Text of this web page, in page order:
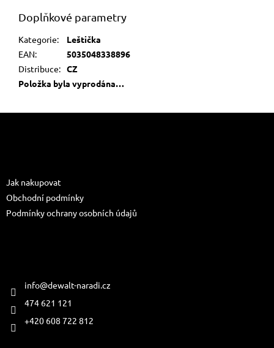
Doplňkové parametry
Kategorie:
Leštička
EAN:
5035048338896
Distribuce: CZ
Položka byla vyprodána…
Jak nakupovat
Obchodní podmínky
Podmínky ochrany osobních údajů
info@dewalt-naradi.cz
474 621 121
+420 608 722 812